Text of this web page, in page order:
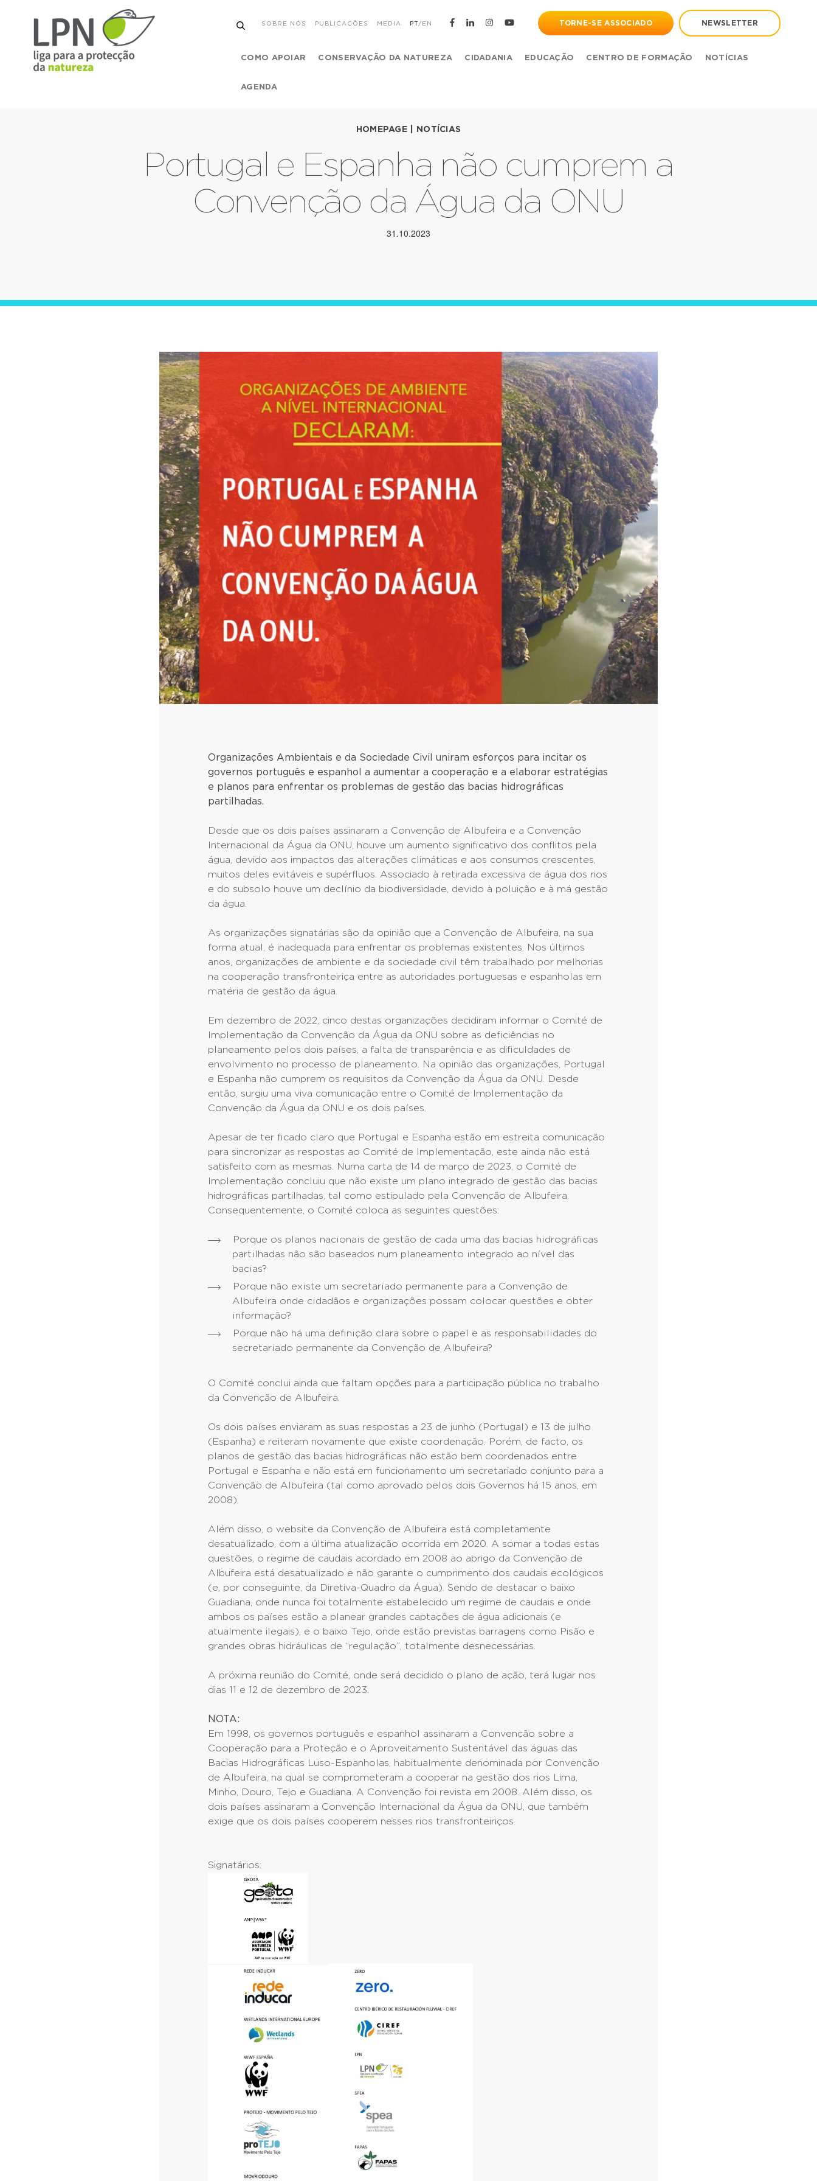
SOBRE NÓS PUBLICAÇÕES MEDIA PT/ EN TORNE-SE ASSOCIADO NEWSLETTER
COMO APOIAR CONSERVAÇÃO DA NATUREZA CIDADANIA EDUCAÇÃO CENTRO DE FORMAÇÃO NOTÍCIAS
AGENDA
HOMEPAGE NOTÍCIAS
Portugal e Espanha não cumprem a
Convenção da Água da ONU
31.10.2023
Organizações Ambientais e da Sociedade Civil uniram esforços para incitar os
governos português e espanhol a aumentar a cooperação e a elaborar estratégias
e planos para enfrentar os problemas de gestão das bacias hidrográficas
partilhadas.
Desde que os dois países assinaram a Convenção de Albufeira e a Convenção
Internacional da Água da ONU, houve um aumento significativo dos conflitos pela
água, devido aos impactos das alterações climáticas e aos consumos crescentes,
muitos deles evitáveis e supérfluos. Associado à retirada excessiva de água dos rios
e do subsolo houve um declínio da biodiversidade, devido à poluição e à má gestão
da água.
As organizações signatárias são da opinião que a Convenção de Albufeira, na sua
forma atual, é inadequada para enfrentar os problemas existentes. Nos últimos
anos, organizações de ambiente e da sociedade civil têm trabalhado por melhorias
na cooperação transfronteiriça entre as autoridades portuguesas e espanholas em
matéria de gestão da água.
Em dezembro de 2022, cinco destas organizações decidiram informar o Comité de
Implementação da Convenção da Água da ONU sobre as deficiências no
planeamento pelos dois países, a falta de transparência e as dificuldades de
envolvimento no processo de planeamento. Na opinião das organizações, Portugal
e Espanha não cumprem os requisitos da Convenção da Água da ONU. Desde
então, surgiu uma viva comunicação entre o Comité de Implementação da
Convenção da Água da ONU e os dois países.
Apesar de ter ficado claro que Portugal e Espanha estão em estreita comunicação
para sincronizar as respostas ao Comité de Implementação, este ainda não está
satisfeito com as mesmas. Numa carta de 14 de março de 2023, o Comité de
Implementação concluiu que não existe um plano integrado de gestão das bacias
hidrográficas partilhadas, tal como estipulado pela Convenção de Albufeira.
Consequentemente, o Comité coloca as seguintes questões:
Porque os planos nacionais de gestão de cada uma das bacias hidrográficas
partilhadas não são baseados num planeamento integrado ao nível das
bacias?
Porque não existe um secretariado permanente para a Convenção de
Albufeira onde cidadãos e organizações possam colocar questões e obter
informação?
Porque não há uma definição clara sobre o papel e as responsabilidades do
secretariado permanente da Convenção de Albufeira?
O Comité conclui ainda que faltam opções para a participação pública no trabalho
da Convenção de Albufeira.
Os dois países enviaram as suas respostas a 23 de junho (Portugal) e 13 de julho
(Espanha) e reiteram novamente que existe coordenação. Porém, de facto, os
planos de gestão das bacias hidrográficas não estão bem coordenados entre
Portugal e Espanha e não está em funcionamento um secretariado conjunto para a
Convenção de Albufeira (tal como aprovado pelos dois Governos há 15 anos, em
2008).
Além disso, o website da Convenção de Albufeira está completamente
desatualizado, com a última atualização ocorrida em 2020. A somar a todas estas
questões, o regime de caudais acordado em 2008 ao abrigo da Convenção de
Albufeira está desatualizado e não garante o cumprimento dos caudais ecológicos
(e, por conseguinte, da Diretiva-Quadro da Água). Sendo de destacar o baixo
Guadiana, onde nunca foi totalmente estabelecido um regime de caudais e onde
ambos os países estão a planear grandes captações de água adicionais (e
atualmente ilegais), e o baixo Tejo, onde estão previstas barragens como Pisão e
grandes obras hidráulicas de “regulação”, totalmente desnecessárias.
A próxima reunião do Comité, onde será decidido o plano de ação, terá lugar nos
dias 11 e 12 de dezembro de 2023.
NOTA:
Em 1998, os governos português e espanhol assinaram a Convenção sobre a
Cooperação para a Proteção e o Aproveitamento Sustentável das águas das
Bacias Hidrográficas Luso-Espanholas, habitualmente denominada por Convenção
de Albufeira, na qual se comprometeram a cooperar na gestão dos rios Lima,
Minho, Douro, Tejo e Guadiana. A Convenção foi revista em 2008. Além disso, os
dois países assinaram a Convenção Internacional da Água da ONU, que também
exige que os dois países cooperem nesses rios transfronteiriços.
Signatários: